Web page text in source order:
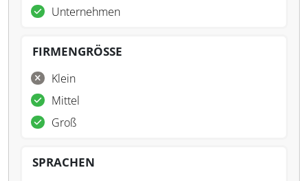
Unternehmen
FIRMENGRÖSSE
Klein
Mittel
Groß
SPRACHEN